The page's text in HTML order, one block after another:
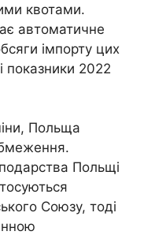
квотами.
автоматичне
імпорту цих
показники 2022
Польща
Польщі
Союзу, тоді